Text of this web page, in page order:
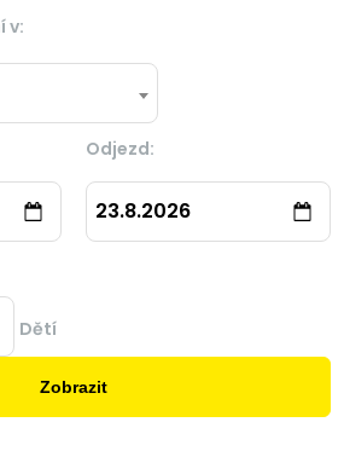
v:
Odjezd:
23.8.2026
Dětí
Zobrazit